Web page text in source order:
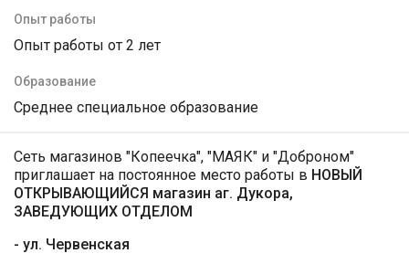
Опыт работы
Опыт работы от 2 лет
Образование
Среднее специальное образование
Сеть магазинов "Копеечка", "МАЯК" и "Доброном"
приглашает на постоянное место работы в НОВЫЙ
ОТКРЫВАЮЩИЙСЯ магазин аг. Дукора,
ЗАВЕДУЮЩИХ ОТДЕЛОМ
- ул. Червенская